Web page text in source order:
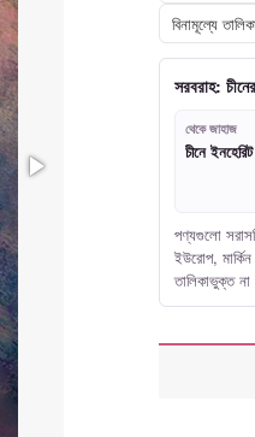
বিনামূল্যে
সরবরাহ:
থেকে জাহাজ
চীনে
পণ্যগুলো
ইউরোপ,
তালিকাভুক্ত